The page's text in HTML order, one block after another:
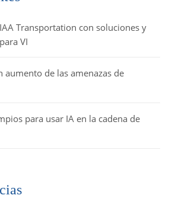
Transportation con soluciones y
VI
aumento de las amenazas de
para usar IA en la cadena de